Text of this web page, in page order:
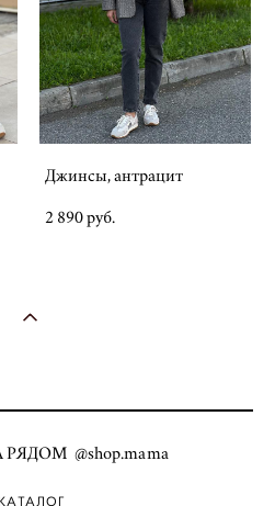
Джинсы, антрацит
2 890 pуб.
@shop.mama
КАТАЛОГ